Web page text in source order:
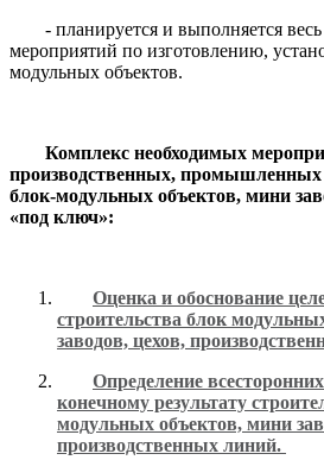
- планируется и выполняется
мероприятий по изготовлению,
модульных объектов.
Комплекс необходимых
производственных,
блок-модульных объектов, мини
«под ключ»:
Оценка и обоснование
строительства блок
заводов, цехов,
Определение
конечному результату
модульных объектов, мини
производственных линий.